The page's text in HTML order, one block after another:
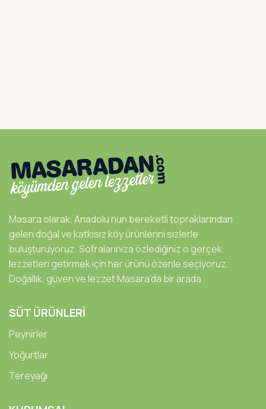
Masara olarak, Anadolu’nun bereketli topraklarından
gelen doğal ve katkısız köy ürünlerini sizlerle
buluşturuyoruz. Sofralarınıza özlediğiniz o gerçek
lezzetleri getirmek için her ürünü özenle seçiyoruz.
Doğallık, güven ve lezzet Masara’da bir arada.
SÜT ÜRÜNLERİ
Peynirler
Yoğurtlar
Tereyağı